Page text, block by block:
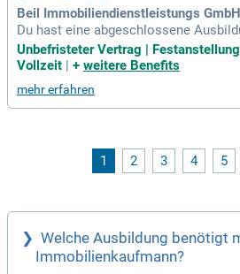
Beil Immobiliendienstleistungs
Du hast eine abgeschlossene
ufmann/-frau oder eine vergleichbare
erufserfahrung aus der
onsgeschick, ein freundliches
dige Arbeitsweise sind deine
ntscheidungswegen und gezielten
ellen Weiterentwicklung.
Unbefristeter Vertrag |
Vollzeit | + weitere Benefits
mehr erfahren
1 2 3 4 5
Welche Ausbildung benötigt
Immobilienkaufmann?